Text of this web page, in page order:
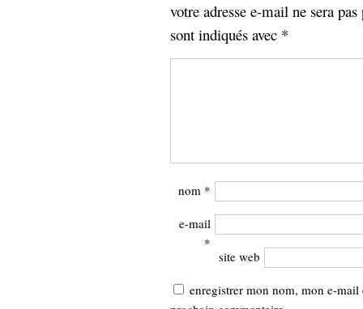
votre adresse e-mail ne sera
sont indiqués avec *
nom *
e-mail
*
site web
enregistrer mon nom, mon e-